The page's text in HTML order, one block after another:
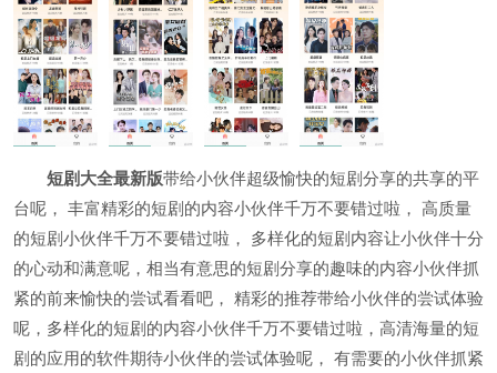
短剧大全最新版带给小伙伴超级愉快的短剧分享的共享的平
台呢， 丰富精彩的短剧的内容小伙伴千万不要错过啦， 高质量
的短剧小伙伴千万不要错过啦， 多样化的短剧内容让小伙伴十分
的心动和满意呢，相当有意思的短剧分享的趣味的内容小伙伴抓
紧的前来愉快的尝试看看吧， 精彩的推荐带给小伙伴的尝试体验
呢，多样化的短剧的内容小伙伴千万不要错过啦，高清海量的短
剧的应用的软件期待小伙伴的尝试体验呢， 有需要的小伙伴抓紧